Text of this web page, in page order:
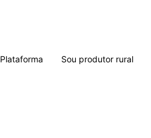
Plataforma Sou produtor rural